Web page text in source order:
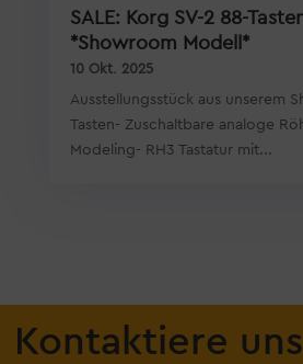
SALE: Korg SV-2 88-
*Showroom Modell*
10 Okt. 2025
Ausstellungsstück aus unserem
Tasten- Zuschaltbare analoge
Modeling- RH3 Tastatur mit...
Kontaktiere uns